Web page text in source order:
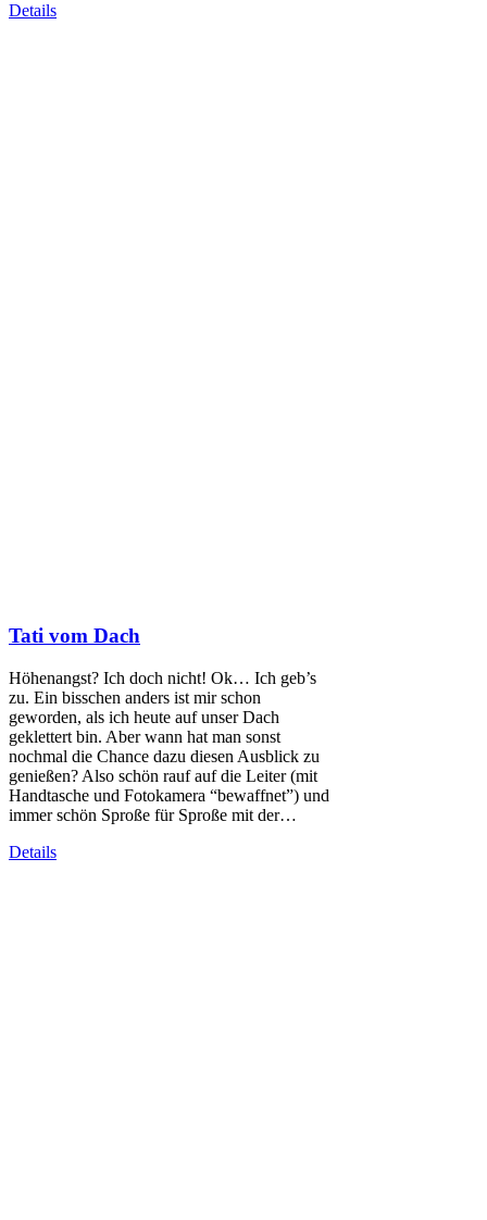
Details
Tati vom Dach
Höhenangst? Ich doch nicht! Ok… Ich geb’s
zu. Ein bisschen anders ist mir schon
geworden, als ich heute auf unser Dach
geklettert bin. Aber wann hat man sonst
nochmal die Chance dazu diesen Ausblick zu
genießen? Also schön rauf auf die Leiter (mit
Handtasche und Fotokamera “bewaffnet”) und
immer schön Sproße für Sproße mit der…
Details